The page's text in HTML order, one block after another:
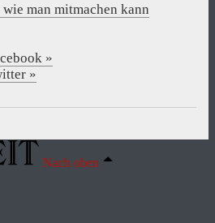
man mitmachen kann
»
»
Nach oben